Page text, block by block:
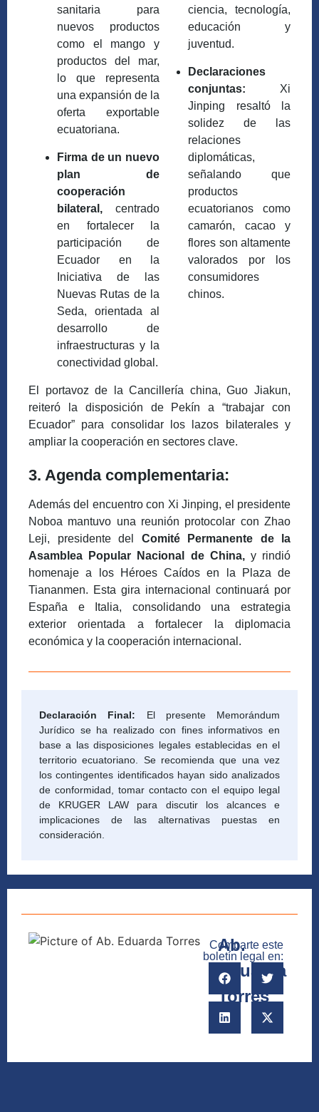
sanitaria para
nuevos productos
como el mango y
productos del mar,
lo que representa
una expansión de la
oferta exportable
ecuatoriana.
Firma de un nuevo
plan de
cooperación
bilateral, centrado
en fortalecer la
participación de
Ecuador en la
Iniciativa de las
Nuevas Rutas de la
Seda, orientada al
desarrollo de
infraestructuras y la
conectividad global.
ciencia, tecnología,
educación y
juventud.
Declaraciones
conjuntas: Xi
Jinping resaltó la
solidez de las
relaciones
diplomáticas,
señalando que
productos
ecuatorianos como
camarón, cacao y
flores son altamente
valorados por los
consumidores
chinos.
El portavoz de la Cancillería china, Guo Jiakun,
reiteró la disposición de Pekín a “trabajar con
Ecuador” para consolidar los lazos bilaterales y
ampliar la cooperación en sectores clave.
3. Agenda complementaria:
Además del encuentro con Xi Jinping, el presidente
Noboa mantuvo una reunión protocolar con Zhao
Leji, presidente del Comité Permanente de la
Asamblea Popular Nacional de China,y rindió
homenaje a los Héroes Caídos en la Plaza de
Tiananmen. Esta gira internacional continuará por
España e Italia, consolidando una estrategia
exterior orientada a fortalecer la diplomacia
económica y la cooperación internacional.
Declaración Final: El presente Memorándum
Jurídico se ha realizado con fines informativos en
base a las disposiciones legales establecidas en el
territorio ecuatoriano. Se recomienda que una vez
los contingentes identificados hayan sido analizados
de conformidad, tomar contacto con el equipo legal
de KRUGER LAW para discutir los alcances e
implicaciones de las alternativas puestas en
consideración.
Ab.
Eduarda
Torres
Comparte este
boletín legal en: